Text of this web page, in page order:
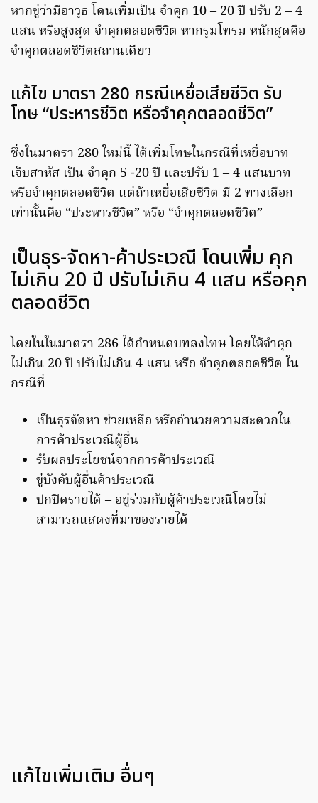
หากขู่ว่ามีอาวุธ โดนเพิ่มเป็น จำคุก 10 – 20 ปี ปรับ 2 – 4
แสน หรือสูงสุด จำคุกตลอดชีวิต หากรุมโทรม หนักสุดคือ
จำคุกตลอดชีวิตสถานเดียว
แก้ไข มาตรา 280 กรณีเหยื่อเสียชีวิต รับ
โทษ “ประหารชีวิต หรือจำคุกตลอดชีวิต”
ซึ่งในมาตรา 280 ใหม่นี้ ได้เพิ่มโทษในกรณีที่เหยื่อบาท
เจ็บสาหัส เป็น จำคุก 5 -20 ปี และปรับ 1 – 4 แสนบาท
หรือจำคุกตลอดชีวิต แต่ถ้าเหยื่อเสียชีวิต มี 2 ทางเลือก
เท่านั้นคือ “ประหารชีวิต” หรือ “จำคุกตลอดชีวิต”
เป็นธุร-จัดหา-ค้าประเวณี โดนเพิ่ม คุก
ไม่เกิน 20 ปี ปรับไม่เกิน 4 แสน หรือคุก
ตลอดชีวิต
โดยในในมาตรา 286 ได้กำหนดบทลงโทษ โดยให้จำคุก
ไม่เกิน 20 ปี ปรับไม่เกิน 4 แสน หรือ จำคุกตลอดชีวิต ใน
กรณีที่
เป็นธุรจัดหา ช่วยเหลือ หรืออำนวยความสะดวกใน
การค้าประเวณีผู้อื่น
รับผลประโยชน์จากการค้าประเวณี
ขู่บังคับผู้อื่นค้าประเวณี
ปกปิดรายได้ – อยู่ร่วมกับผู้ค้าประเวณีโดยไม่
สามารถแสดงที่มาของรายได้
แก้ไขเพิ่มเติม อื่นๆ